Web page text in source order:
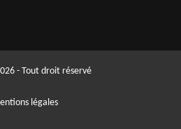
- Tout droit réservé
légales